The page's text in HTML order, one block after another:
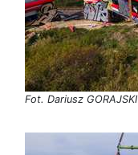
Fot. Dariusz GORAJSKI